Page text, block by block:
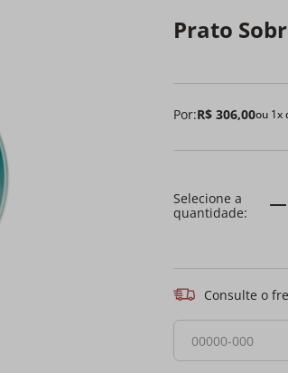
Prato
Por:R$ 306,00ou 1x
Consulte o